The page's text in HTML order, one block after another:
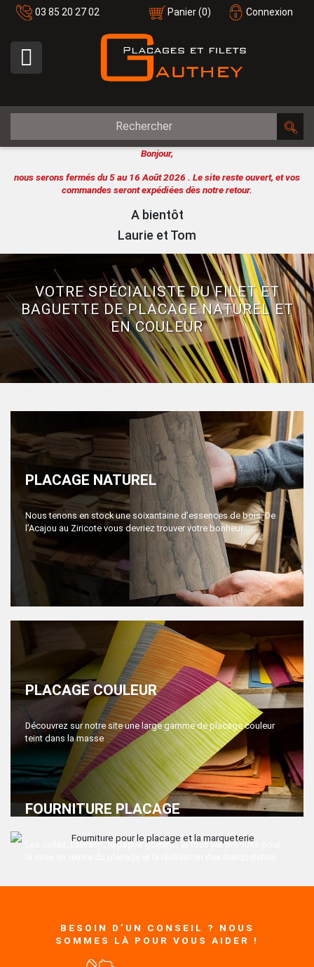
03 85 20 27 02 Connexion
Panier(0)

Bonjour,
nous serons fermés du 5 au 16 Août 2026 . Le site reste ouvert, et vos
commandes seront expédiées dès notre retour.
A bientôt
Laurie et Tom
VOTRE SPÉCIALISTE DU FILET ET
BAGUETTE DE PLACAGE NATUREL ET
EN COULEUR
PLACAGE NATUREL
Nous tenons en stock une soixantaine d’essences de bois. De
l’Acajou au Ziricote vous devriez trouver votre bonheur.
PLACAGE COULEUR
Découvrez sur notre site une large gamme de placage couleur
teint dans la masse
FOURNITURE PLACAGE
Les colles, l’abrasif, le papier gommé, et tous les produits pour
BESOIN D’UN CONSEIL ? NOUS
SOMMES LÀ POUR VOUS AIDER !